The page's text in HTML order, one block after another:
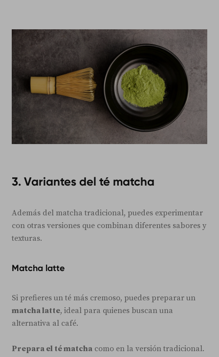
3. Variantes del té matcha
Además del matcha tradicional, puedes experimentar
con otras versiones que combinan diferentes sabores y
texturas.
Matcha latte
Si prefieres un té más cremoso, puedes preparar un
matcha latte, ideal para quienes buscan una
alternativa al café.
Prepara el té matcha como en la versión tradicional.